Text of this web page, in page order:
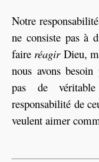
Notre
ne consiste pas à
faire réagirDieu,
nous avons
pas de
responsabilité de
veulent aimer